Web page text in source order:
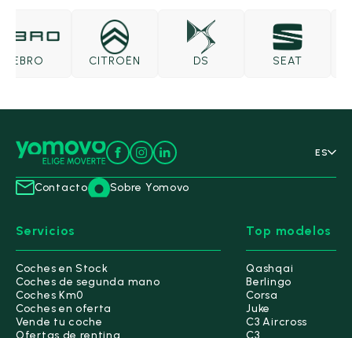
EBRO CITROËN DS SEAT
ES
Contacto Sobre Yomovo
Servicios
Coches en Stock
Coches de segunda mano
Coches Km0
Coches en oferta
Vende tu coche
Ofertas de renting
Top modelos
Qashqai
Berlingo
Corsa
Juke
C3 Aircross
C3